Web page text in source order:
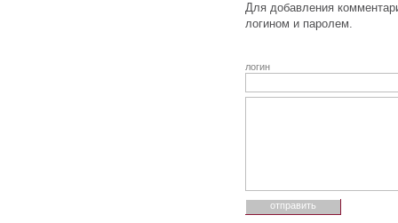
Для добавления
логином и паролем.
логин